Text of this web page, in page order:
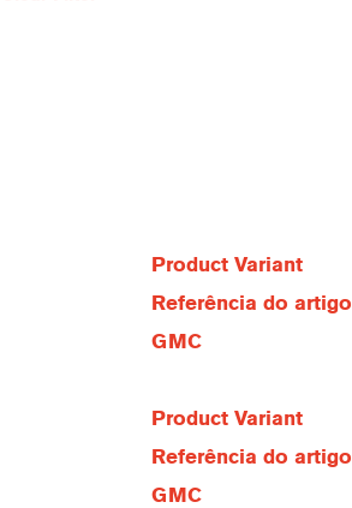
Product Variant
Referência do artigo
GMC
Product Variant
Referência do artigo
GMC